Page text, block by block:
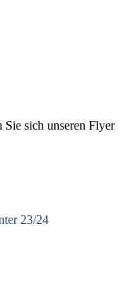
sich unseren Flyer
23/24